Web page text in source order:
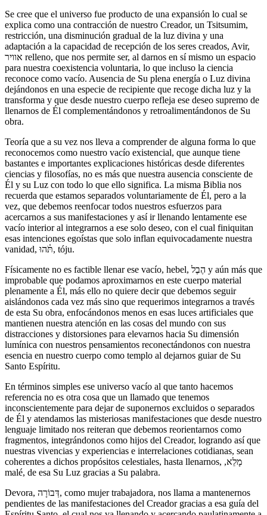
Se cree que el universo fue producto de una expansión lo cual se
explica como una contracción de nuestro Creador, un Tsitsumim,
restricción, una disminución gradual de la luz divina y una
adaptación a la capacidad de recepción de los seres creados, Avir,
אוויר relleno, que nos permite ser, al darnos en sí mismo un espacio
para nuestra coexistencia voluntaria, lo que incluso la ciencia
reconoce como vacío. Ausencia de Su plena energía o Luz divina
dejándonos en una especie de recipiente que recoge dicha luz y la
transforma y que desde nuestro cuerpo refleja ese deseo supremo de
llenarnos de Él complementándonos y retroalimentándonos de Su
obra.
Teoría que a su vez nos lleva a comprender de alguna forma lo que
reconocemos como nuestro vacío existencial, que aunque tiene
bastantes e importantes explicaciones históricas desde diferentes
ciencias y filosofías, no es más que nuestra ausencia consciente de
Él y su Luz con todo lo que ello significa. La misma Biblia nos
recuerda que estamos separados voluntariamente de Él, pero a la
vez, que debemos reenfocar todos nuestros esfuerzos para
acercarnos a sus manifestaciones y así ir llenando lentamente ese
vacío interior al integrarnos a ese solo deseo, con el cual finiquitan
esas intenciones egoístas que solo inflan equivocadamente nuestra
vanidad, תֹּ֫הוּ, tóju.
Físicamente no es factible llenar ese vacío, hebel, הֶבֶל y aún más que
improbable que podamos aproximarnos en este cuerpo material
plenamente a Él, más ello no quiere decir que debemos seguir
aislándonos cada vez más sino que requerimos integrarnos a través
de esta Su obra, enfocándonos menos en esas luces artificiales que
mantienen nuestra atención en las cosas del mundo con sus
distracciones y distorsiones para elevarnos hacia Su dimensión
lumínica con nuestros pensamientos reconectándonos con nuestra
esencia en nuestro cuerpo como templo al dejarnos guiar de Su
Santo Espíritu.
En términos simples ese universo vacío al que tanto hacemos
referencia no es otra cosa que un llamado que tenemos
inconscientemente para dejar de suponernos excluidos o separados
de Él y atendamos las misteriosas manifestaciones que desde nuestro
lenguaje limitado nos reiteran que debemos reorientarnos como
fragmentos, integrándonos como hijos del Creador, logrando así que
nuestras vivencias y experiencias e interrelaciones cotidianas, sean
coherentes a dichos propósitos celestiales, hasta llenarnos, ,מָלֵא
malé, de esa Su Luz gracias a Su palabra.
Devora, דְּבוֹרָה, como mujer trabajadora, nos llama a mantenernos
pendientes de las manifestaciones del Creador gracias a esa guía del